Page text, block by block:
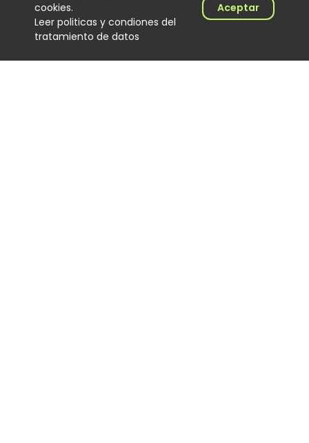
cookies.
Leer politicas y condiones del
tratamiento de datos
Aceptar